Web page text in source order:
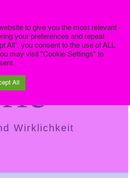
Wirklichkeit
to give you the most relevant
your preferences and repeat
All”, you consent to the use of ALL
may visit "Cookie Settings" to
All